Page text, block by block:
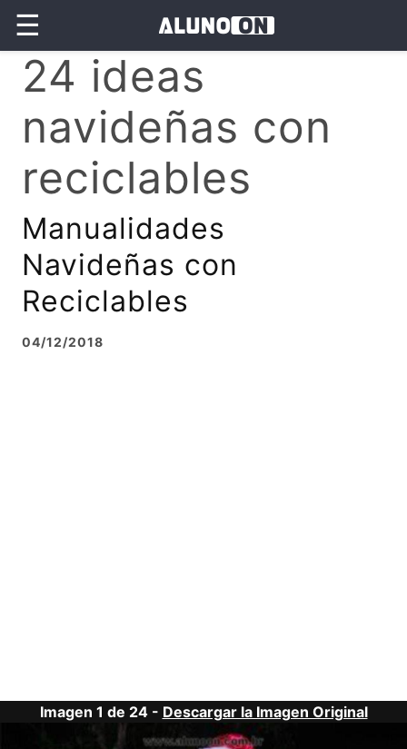
☰
24 ideas
navideñas con
reciclables
Manualidades
Navideñas con
Reciclables
04/12/2018
Imagen 1 de 24 - Descargar la Imagen Original